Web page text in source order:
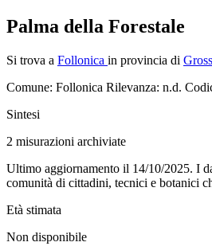
Palma della Forestale
Si trova a Follonica in provincia di
Comune: Follonica Rilevanza: n.d.
Sintesi
2 misurazioni archiviate
Ultimo aggiornamento il 14/10/2025. I
comunità di cittadini, tecnici e botanici
Età stimata
Non disponibile